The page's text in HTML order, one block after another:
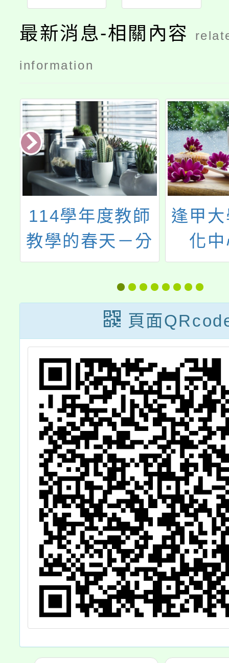
最新消息-相關內容
information
114學年度教師
教學的春天－分
組合作學習初階
培訓工作坊
逢甲
化
「
書法
—新出
臨創
頁面